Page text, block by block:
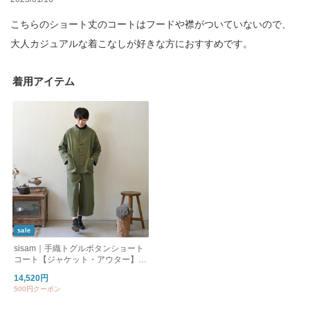
こちらのショート丈のコートはフードや襟がついていないので、
大人カジュアルな着こなしが好きな方におすすめです。
着用アイテム
sale
sisam｜手織トグルボタンショート
コート【ジャケット・アウター】
14,520円
500円クーポン